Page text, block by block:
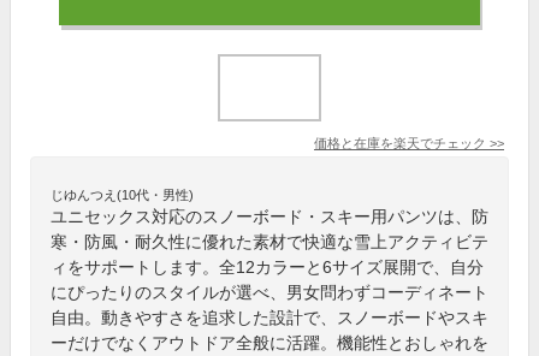
価格と在庫を楽天でチェック >>
じゆんつえ(10代・男性)
ユニセックス対応のスノーボード・スキー用パンツは、防
寒・防風・耐久性に優れた素材で快適な雪上アクティビテ
ィをサポートします。全12カラーと6サイズ展開で、自分
にぴったりのスタイルが選べ、男女問わずコーディネート
自由。動きやすさを追求した設計で、スノーボードやスキ
ーだけでなくアウトドア全般に活躍。機能性とおしゃれを